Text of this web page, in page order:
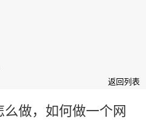
返回列表
做，如何做一个网